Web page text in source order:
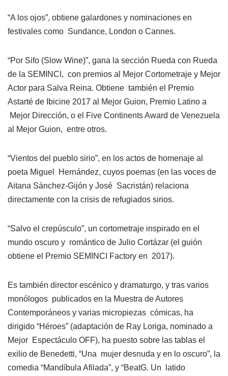
“A los ojos”, obtiene galardones y nominaciones en
festivales como Sundance, London o Cannes.
“Por Sifo (Slow Wine)”, gana la sección Rueda con Rueda
de la SEMINCI, con premios al Mejor Cortometraje y Mejor
Actor para Salva Reina. Obtiene también el Premio
Astarté de Ibicine 2017 al Mejor Guion, Premio Latino a
Mejor Dirección, o el Five Continents Award de Venezuela
al Mejor Guion, entre otros.
“Vientos del pueblo sirio”, en los actos de homenaje al
poeta Miguel Hernández, cuyos poemas (en las voces de
Aitana Sánchez-Gijón y José Sacristán) relaciona
directamente con la crisis de refugiados sirios.
“Salvo el crepúsculo”, un cortometraje inspirado en el
mundo oscuro y romántico de Julio Cortázar (el guión
obtiene el Premio SEMINCI Factory en 2017).
Es también director escénico y dramaturgo, y tras varios
monólogos publicados en la Muestra de Autores
Contemporáneos y varias micropiezas cómicas, ha
dirigido “Héroes” (adaptación de Ray Loriga, nominado a
Mejor Espectáculo OFF), ha puesto sobre las tablas el
exilio de Benedetti, “Una mujer desnuda y en lo oscuro”, la
comedia “Mandíbula Afilada”, y “BeatG. Un latido